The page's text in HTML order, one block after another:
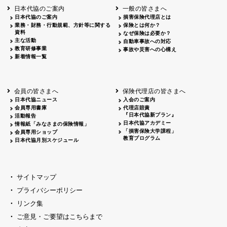
日本代協のご案内
日本代協のご案内
業務・財務・行動規範、方針等に関する
資料
主な活動
教育研修事業
新着情報一覧
一般の皆さまへ
損害保険代理店とは
保険とは何か？
なぜ保険は必要か？
自動車事故への対応
事故や災害への心構え
会員の皆さまへ
日本代協ニュース
会員専用書庫
活動報告
情報紙「みなさまの保険情報」
会員専用ショップ
日本代協月別スケジュール
保険代理店の皆さまへ
入会のご案内
代理店賠責
『日本代協新プラン』
日本代協アカデミー
「損害保険大学課程」
教育プログラム
サイトマップ
プライバシーポリシー
リンク集
ご意見・ご要望はこちらまで